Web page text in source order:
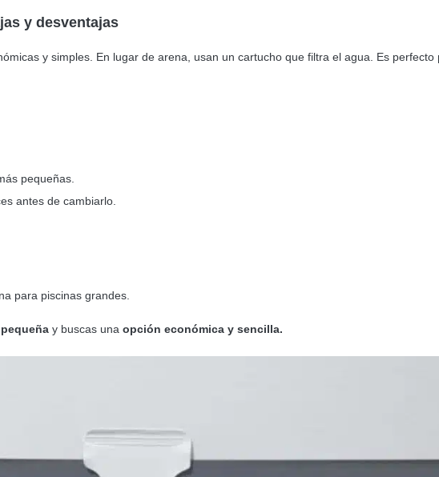
y desventajas
y simples. En lugar de arena, usan un cartucho que filtra el agua. Es perfecto
pequeñas.
antes de cambiarlo.
para piscinas grandes.
y buscas una opción económica y sencilla.